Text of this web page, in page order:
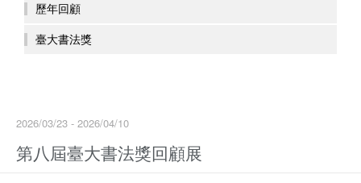
歷年回顧
臺大書法獎
2026/03/23 - 2026/04/10
第八屆臺大書法獎回顧展